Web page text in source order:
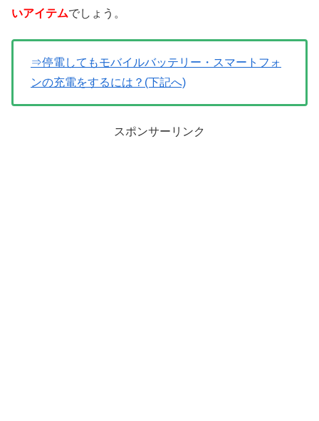
いアイテムでしょう。
⇒停電してもモバイルバッテリー・スマートフォ
ンの充電をするには？(下記へ)
スポンサーリンク